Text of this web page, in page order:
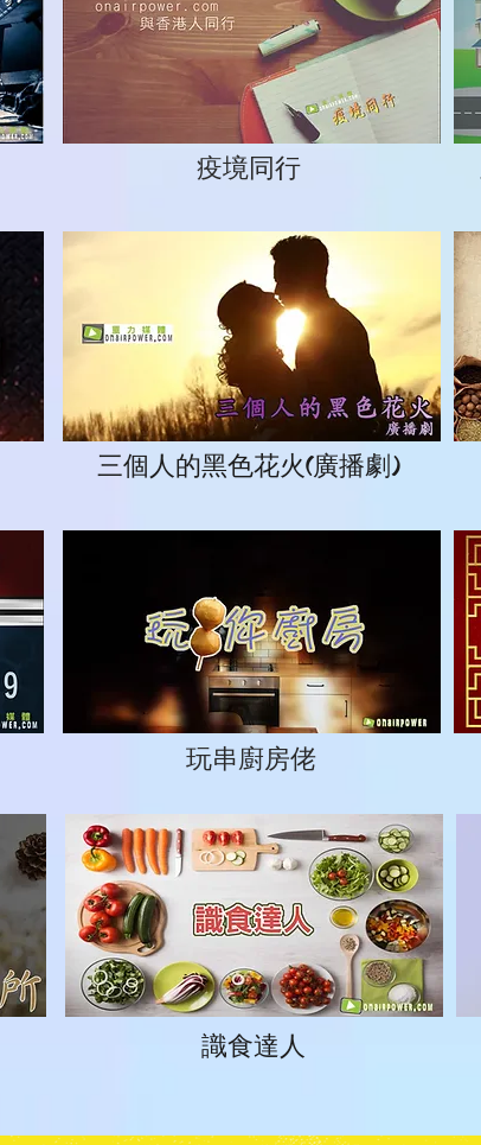
疫境同行
三個人的黑色花火(廣播劇)
玩串廚房佬
識食達人